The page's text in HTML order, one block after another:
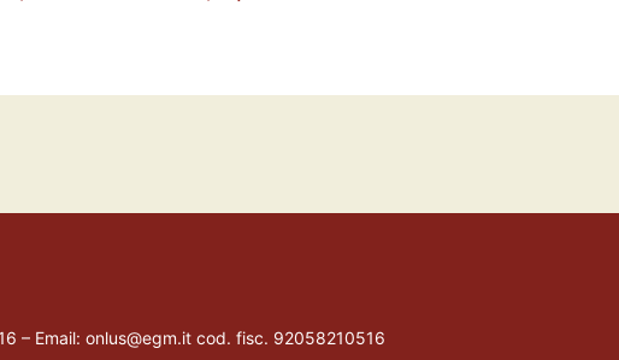
– Email: onlus@egm.it cod. fisc. 92058210516